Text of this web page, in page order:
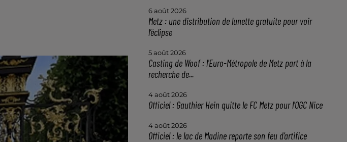
6 août 2026
Metz : une distribution de lunette gratuite pour voir
l’éclipse
5 août 2026
Casting de Woof : l'Euro-Métropole de Metz part à la
recherche de...
4 août 2026
Officiel : Gauthier Hein quitte le FC Metz pour l'OGC Nice
4 août 2026
Officiel : le lac de Madine reporte son feu d’artifice